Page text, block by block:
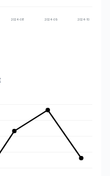
2024-08 2024-09 2024-10